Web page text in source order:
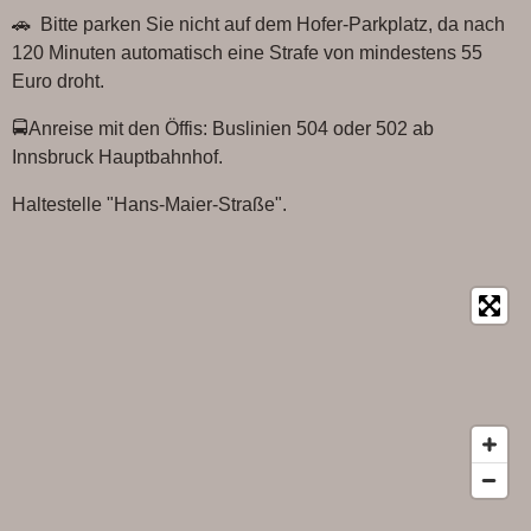
b
o
k
s
A
p
p
🚗 Bitte parken Sie nicht auf dem Hofer-Parkplatz, da nach
120 Minuten automatisch eine Strafe von mindestens 55
Euro droht.
🚍Anreise mit den Öffis: Buslinien 504 oder 502 ab
Innsbruck Hauptbahnhof.
Haltestelle "Hans-Maier-Straße".